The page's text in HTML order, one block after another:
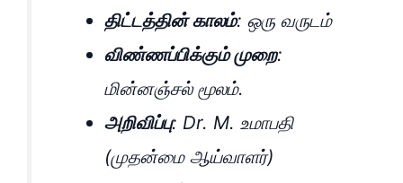
திட்டத்தின் காலம்: ஒரு வருடம்
விண்ணப்பிக்கும் முறை:
மின்னஞ்சல் மூலம்.
அறிவிப்பு: Dr. M. உமாபதி
(முதன்மை ஆய்வாளர்)